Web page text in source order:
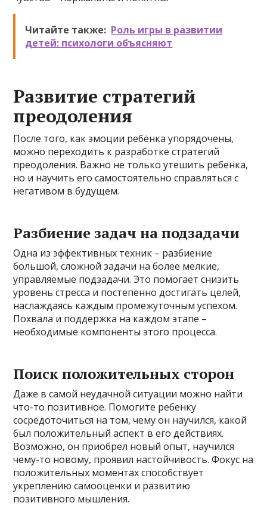
Читайте также: Роль игры в развитии
детей: психологи объясняют
Развитие стратегий
преодоления
После того, как эмоции ребёнка упорядочены,
можно переходить к разработке стратегий
преодоления. Важно не только утешить ребенка,
но и научить его самостоятельно справляться с
негативом в будущем.
Разбиение задач на подзадачи
Одна из эффективных техник – разбиение
большой, сложной задачи на более мелкие,
управляемые подзадачи. Это помогает снизить
уровень стресса и постепенно достигать целей,
наслаждаясь каждым промежуточным успехом.
Похвала и поддержка на каждом этапе –
необходимые компоненты этого процесса.
Поиск положительных сторон
Даже в самой неудачной ситуации можно найти
что-то позитивное. Помогите ребенку
сосредоточиться на том, чему он научился, какой
был положительный аспект в его действиях.
Возможно, он приобрел новый опыт, научился
чему-то новому, проявил настойчивость. Фокус на
положительных моментах способствует
укреплению самооценки и развитию
позитивного мышления.